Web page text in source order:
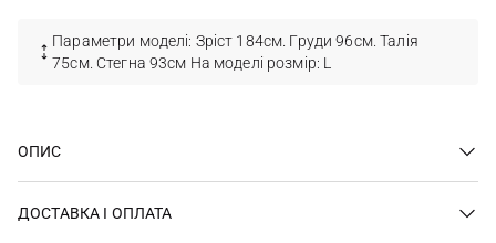
Параметри моделі: Зріст 184см. Груди 96см. Талія
75см. Стегна 93см На моделі розмір: L
ОПИС
ДОСТАВКА І ОПЛАТА